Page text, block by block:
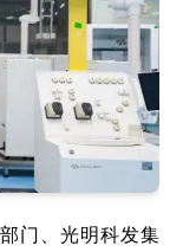
门、光明科发集